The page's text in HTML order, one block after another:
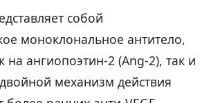
собой
моноклональное антитело,
на ангиопоэтин-2 (Ang-2), так и
механизм действия